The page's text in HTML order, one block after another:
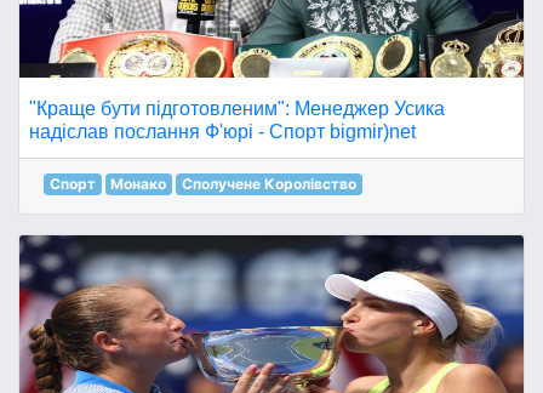
"Краще бути підготовленим": Менеджер Усика
надіслав послання Ф'юрі - Спорт bigmir)net
Спорт Монако Сполучене Королівство